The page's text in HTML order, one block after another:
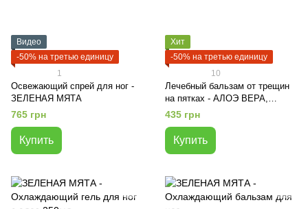
Видео
-50% на третью единицу
1
Освежающий спрей для ног -
ЗЕЛЕНАЯ МЯТА
765 грн
Купить
Хит
-50% на третью единицу
10
Лечебный бальзам от трещин
на пятках - АЛОЭ ВЕРА,
ЛИМОН И МЯТА
435 грн
Купить